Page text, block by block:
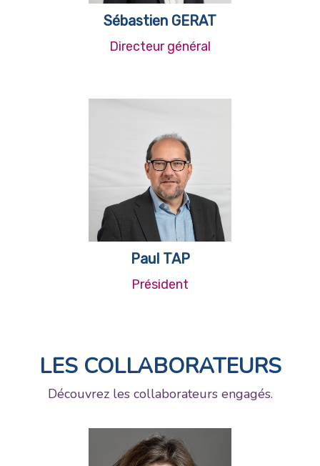
Sébastien GERAT
Directeur général
Paul TAP
Président
LES COLLABORATEURS
Découvrez les collaborateurs engagés.